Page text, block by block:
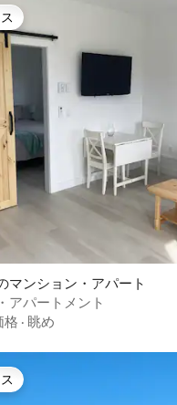
ョイスです。
マンション・アパート
アパートメント
格 · 眺め
ョイスです。